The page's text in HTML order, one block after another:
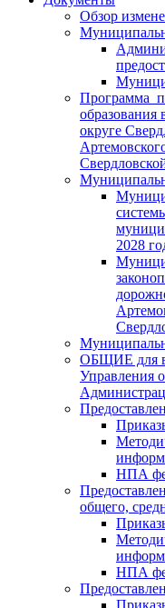
Обзор
Программа
округе
2028
ОБЩИЕ для
Управления
НПА
общего,
НПА